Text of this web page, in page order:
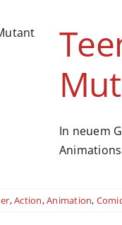
In neuem
,Action,Animation,